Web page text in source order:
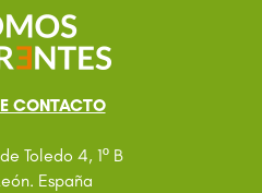
CONTACTO
Toledo 4, 1º B
España